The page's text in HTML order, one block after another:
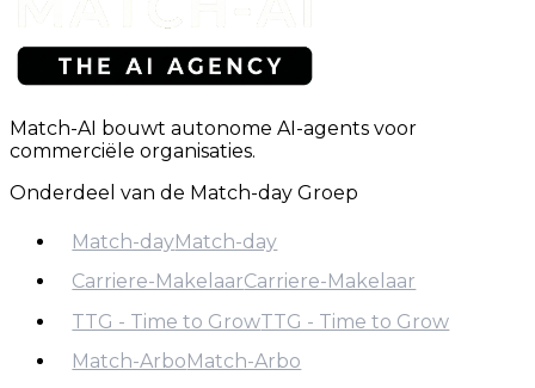
Match-AI bouwt autonome AI-agents voor
commerciële organisaties.
Onderdeel van de Match-day Groep
Match-day
Match-day
Match-day
Carriere-Makelaar
Carriere-Makelaar
Carriere-Makelaar
TTG - Time to Grow
TTG - Time to Grow
TTG - Time to Grow
Match-ArboMatch-Arbo